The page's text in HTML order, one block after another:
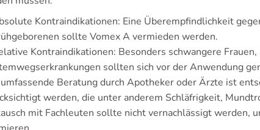
Kontraindikationen: Eine Überempfindlichkeit
sollte Vomex A vermieden werden.
Kontraindikationen: Besonders schwangere
sollten sich vor der Anwendung
Beratung durch Apotheker oder Ärzte ist
werden, die unter anderem Schläfrigkeit,
mit Fachleuten sollte nicht vernachlässigt werden,